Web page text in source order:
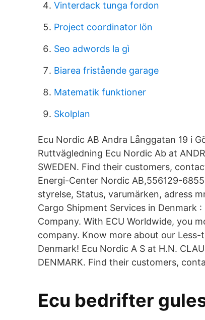
Vinterdack tunga fordon
Project coordinator lön
Seo adwords la gì
Biarea fristående garage
Matematik funktioner
Skolplan
Ecu Nordic AB Andra Långgatan 19 i
Ruttvägledning Ecu Nordic Ab at
SWEDEN. Find their customers,
Energi-Center Nordic AB,556129-
styrelse, Status, varumärken, adress
Cargo Shipment Services in Denmark
Company. With ECU Worldwide, you
company. Know more about our
Denmark! Ecu Nordic A S at H.N.
DENMARK. Find their customers,
Ecu bedrifter